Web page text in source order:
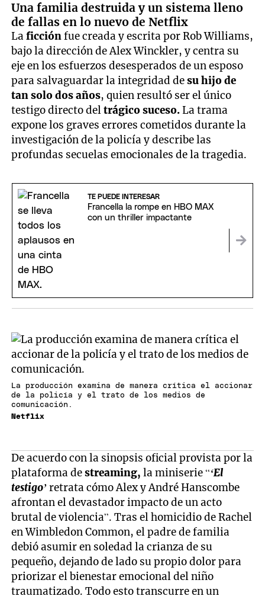
Una familia destruida y un sistema lleno
de fallas en lo nuevo de Netflix
Laficciónfue creada y escrita por Rob Williams,
bajo la dirección de Alex Winckler, y centra su
eje en los esfuerzos desesperados de un esposo
para salvaguardar la integridad desu hijo de
tan solo dos años, quien resultó ser el único
testigo directo deltrágico suceso.La trama
expone los graves errores cometidos durante la
investigación de la policía y describe las
profundas secuelas emocionales de la tragedia.
TE PUEDE INTERESAR
Francella la rompe en HBO MAX
con un thriller impactante
La producción examina de manera crítica el accionar
de la policía y el trato de los medios de
comunicación.
Netflix
De acuerdo con la sinopsis oficial provista por la
plataforma destreaming, la miniserie “‘El
testigo’retrata cómo Alex y André Hanscombe
afrontan el devastador impacto de un acto
brutal de violencia”. Tras el homicidio de Rachel
en Wimbledon Common, el padre de familia
debió asumir en soledad la crianza de su
pequeño, dejando de lado su propio dolor para
priorizar el bienestar emocional del niño
traumatizado. Todo esto transcurre en un